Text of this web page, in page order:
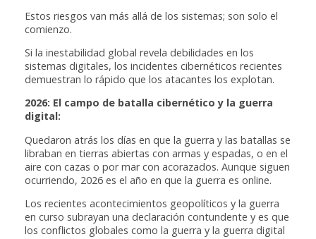
Estos riesgos van más allá de los sistemas; son solo el
comienzo.
Si la inestabilidad global revela debilidades en los
sistemas digitales, los incidentes cibernéticos recientes
demuestran lo rápido que los atacantes los explotan.
2026: El campo de batalla cibernético y la guerra
digital:
Quedaron atrás los días en que la guerra y las batallas se
libraban en tierras abiertas con armas y espadas, o en el
aire con cazas o por mar con acorazados. Aunque siguen
ocurriendo, 2026 es el año en que la guerra es online.
Los recientes acontecimientos geopolíticos y la guerra
en curso subrayan una declaración contundente y es que
los conflictos globales como la guerra y la guerra digital